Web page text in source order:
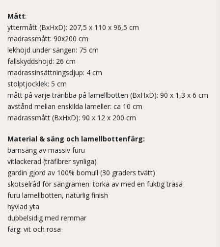
Mått:
yttermått (BxHxD): 207,5 x 110 x 96,5 cm
madrassmått: 90x200 cm
lekhöjd under sängen: 75 cm
fallskyddshöjd: 26 cm
madrassinsättningsdjup: 4 cm
stolptjocklek: 5 cm
mått på varje träribba på lamellbotten (BxHxD): 90 x 1,3 x 6 cm
avstånd mellan enskilda lameller: ca 10 cm
madrassmått (BxHxD): 90 x 12 x 200 cm
Material & säng och lamellbottenfärg:
barnsäng av massiv furu
vitlackerad (träfibrer synliga)
gardin gjord av 100% bomull (30 graders tvätt)
skötselråd för sängramen: torka av med en fuktig trasa
furu lamellbotten, naturlig finish
hyvlad yta
dubbelsidig med remmar
färg: vit och rosa